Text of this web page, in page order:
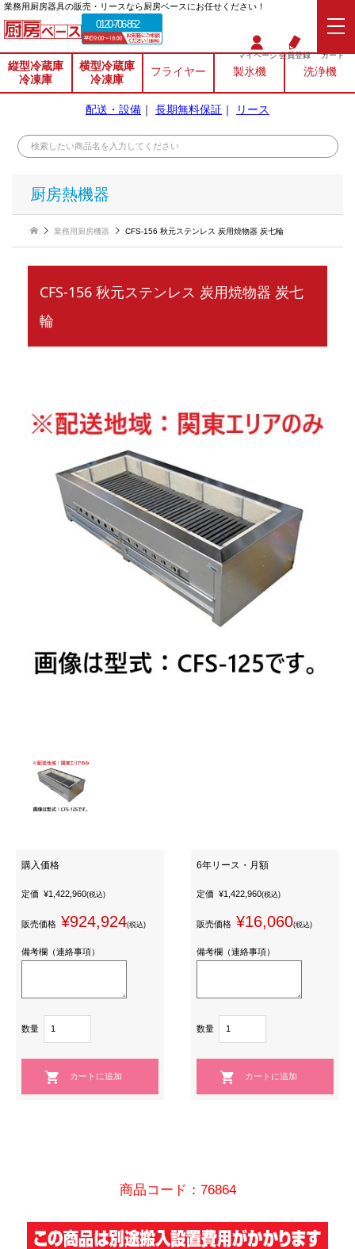
業務⽤厨房器具の販売・リースなら厨房ベースにお任せください！
0120-706-862
マイページ会員登録 カート
縦型冷蔵庫
冷凍庫
横型冷蔵庫
冷凍庫
フライヤー 製氷機 洗浄機
配送・設備 ｜ 長期無料保証 ｜ リース
厨房熱機器
業務用厨房機器 CFS-156 秋元ステンレス 炭用焼物器 炭七輪
CFS-156 秋元ステンレス 炭用焼物器 炭七
輪
購入価格
定価 ¥1,422,960(税込)
販売価格 ¥924,924(税込)
備考欄（連絡事項）
数量
6年リース・月額
定価 ¥1,422,960(税込)
販売価格 ¥16,060(税込)
備考欄（連絡事項）
数量
商品コード：76864